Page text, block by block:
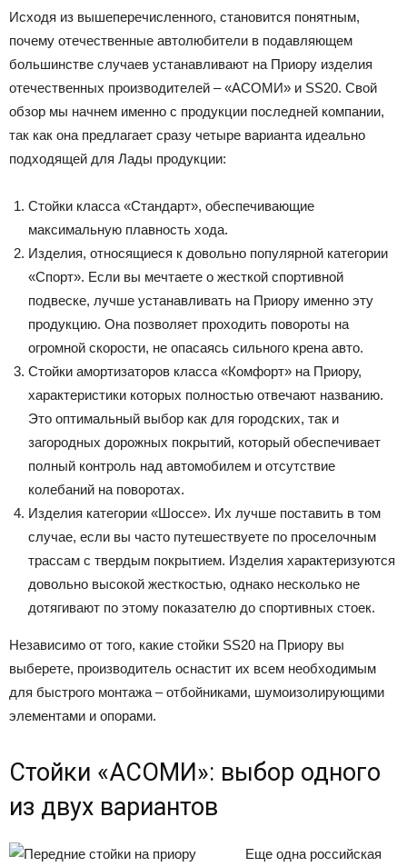
Исходя из вышеперечисленного, становится понятным,
почему отечественные автолюбители в подавляющем
большинстве случаев устанавливают на Приору изделия
отечественных производителей – «АСОМИ» и SS20. Свой
обзор мы начнем именно с продукции последней компании,
так как она предлагает сразу четыре варианта идеально
подходящей для Лады продукции:
Стойки класса «Стандарт», обеспечивающие
максимальную плавность хода.
Изделия, относящиеся к довольно популярной категории
«Спорт». Если вы мечтаете о жесткой спортивной
подвеске, лучше устанавливать на Приору именно эту
продукцию. Она позволяет проходить повороты на
огромной скорости, не опасаясь сильного крена авто.
Стойки амортизаторов класса «Комфорт» на Приору,
характеристики которых полностью отвечают названию.
Это оптимальный выбор как для городских, так и
загородных дорожных покрытий, который обеспечивает
полный контроль над автомобилем и отсутствие
колебаний на поворотах.
Изделия категории «Шоссе». Их лучше поставить в том
случае, если вы часто путешествуете по проселочным
трассам с твердым покрытием. Изделия характеризуются
довольно высокой жесткостью, однако несколько не
дотягивают по этому показателю до спортивных стоек.
Независимо от того, какие стойки SS20 на Приору вы
выберете, производитель оснастит их всем необходимым
для быстрого монтажа – отбойниками, шумоизолирующими
элементами и опорами.
Стойки «АСОМИ»: выбор одного
из двух вариантов
Еще одна российская